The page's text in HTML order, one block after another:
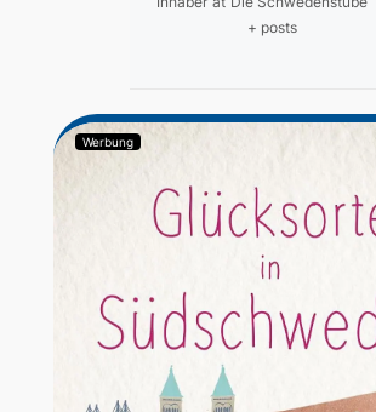
+ posts
Werbung